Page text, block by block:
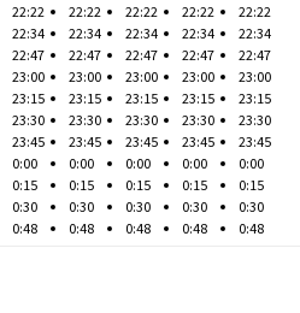
22:22
22:34
22:47
23:00
23:15
23:30
23:45
0:00
0:15
0:30
0:48
22:22
22:34
22:47
23:00
23:15
23:30
23:45
0:00
0:15
0:30
0:48
22:22
22:34
22:47
23:00
23:15
23:30
23:45
0:00
0:15
0:30
0:48
22:22
22:34
22:47
23:00
23:15
23:30
23:45
0:00
0:15
0:30
0:48
22:22
22:34
22:47
23:00
23:15
23:30
23:45
0:00
0:15
0:30
0:48